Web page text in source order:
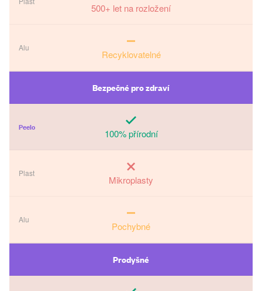
500+ let na rozložení
Recyklovatelné
Bezpečné pro zdraví
100% přírodní
Mikroplasty
Pochybné
Prodyšné